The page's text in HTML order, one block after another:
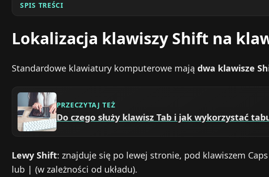
SPIS TREŚCI
Lokalizacja klawiszy Shift na
Standardowe klawiatury komputerowe mają dwa klawisze
PRZECZYTAJ TEŻ
Do czego służy klawisz Tab i jak wykorzystać
Lewy Shift: znajduje się po lewej stronie, pod klawiszem
lub
(w zależności od układu).